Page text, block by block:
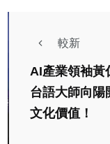
較新
AI產業領袖黃
台語大師向陽
文化價值！